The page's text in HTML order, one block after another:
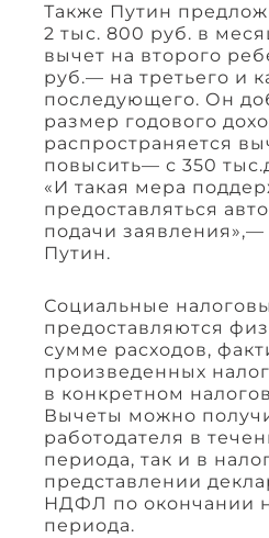
Также Путин
2 тыс. 800 руб. в
вычет на второго
руб.— на третьего и
последующего. Он
размер годового
распространяется
повысить— с 350
«И такая мера
предоставляться
подачи
Путин.
Социальные
предоставляются
сумме расходов,
произведенных
в конкретном
Вычеты можно
работодателя в
периода, так и в
представлении
НДФЛ по окончании
периода.